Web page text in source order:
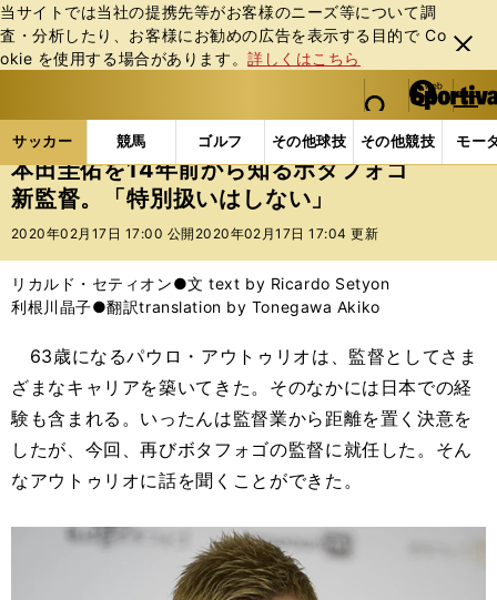
当サイトでは当社の提携先等がお客様のニーズ等について調
査・分析したり、お客様にお勧めの広告を表⽰する⽬的で Co
okie を使⽤する場合があります。詳しくはこちら
閉じ
る
web Sportiva (webスポルティーバ)
検索
マイペ
ー
ジ
メニュ
サッカー 競馬 ゴルフ その他球技 その他競技 モー
ス
ポ
ル
バ
サッカーの記事一覧 海外サッカー 海外サッカー
本田圭佑を14年前から知るボタフォゴ
新監督。「特別扱いはしない」
2020年02月17日 17:00 公開 2020年02月17日 17:04 更新
リカルド・セティオン●文 text by Ricardo Setyon
利根川晶子●翻訳translation by Tonegawa Akiko
63歳になるパウロ・アウトゥリオは、監督としてさま
ざまなキャリアを築いてきた。そのなかには日本での経
験も含まれる。いったんは監督業から距離を置く決意を
したが、今回、再びボタフォゴの監督に就任した。そん
なアウトゥリオに話を聞くことができた。